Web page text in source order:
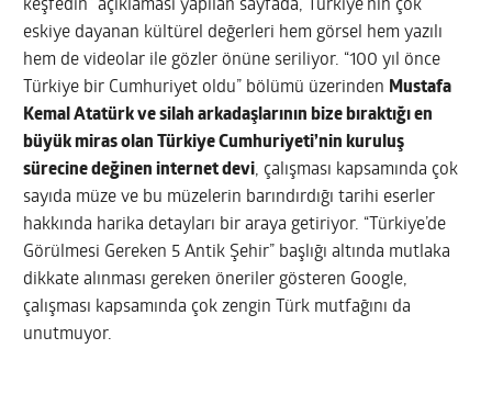
keşfedin” açıklaması yapılan sayfada, Türkiye’nin çok
eskiye dayanan kültürel değerleri hem görsel hem yazılı
hem de videolar ile gözler önüne seriliyor. “100 yıl önce
Türkiye bir Cumhuriyet oldu” bölümü üzerinden Mustafa
Kemal Atatürk ve silah arkadaşlarının bize bıraktığı en
büyük miras olan Türkiye Cumhuriyeti’nin kuruluş
sürecine değinen internet devi, çalışması kapsamında çok
sayıda müze ve bu müzelerin barındırdığı tarihi eserler
hakkında harika detayları bir araya getiriyor. “Türkiye’de
Görülmesi Gereken 5 Antik Şehir” başlığı altında mutlaka
dikkate alınması gereken öneriler gösteren Google,
çalışması kapsamında çok zengin Türk mutfağını da
unutmuyor.